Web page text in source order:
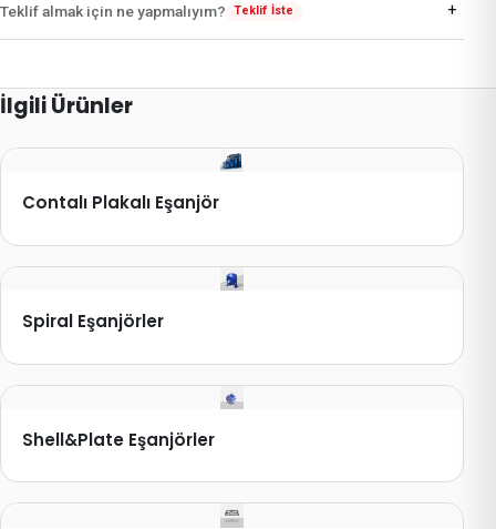
Teklif almak için ne yapmalıyım? Teklif İste +
İlgili Ürünler
Contalı Plakalı Eşanjör
Spiral Eşanjörler
Shell&Plate Eşanjörler